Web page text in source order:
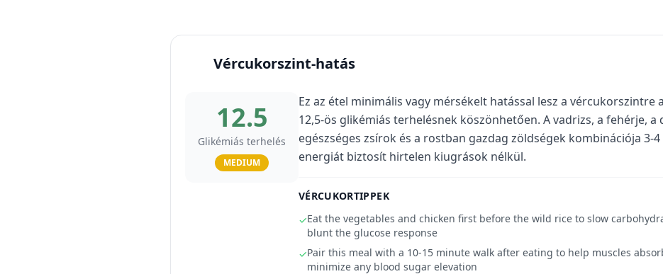
Vércukorszint-hatás
12.5
Glikémiás terhelés
MEDIUM
Ez az étel minimális vagy mérsékelt hatással lesz a vércukorszintre
12,5-ös glikémiás terhelésnek köszönhetően. A vadrizs, a fehérje,
egészséges zsírok és a rostban gazdag zöldségek kombinációja 3-
energiát biztosít hirtelen kiugrások nélkül.
VÉRCUKORTIPPEK
✓Eat the vegetables and chicken first before the wild rice to slow
blunt the glucose response
✓Pair this meal with a 10-15 minute walk after eating to help muscles
minimize any blood sugar elevation